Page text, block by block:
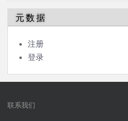
元数据
注册
登录
联系我们